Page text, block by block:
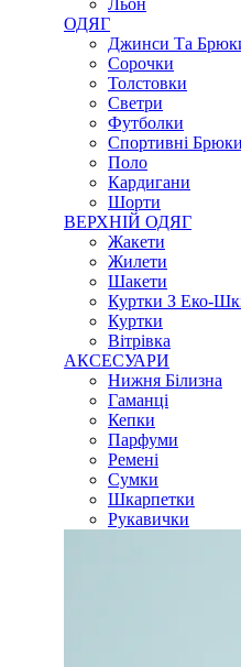
Льон
ОДЯГ
Джинси Та
Сорочки
Толстовки
Светри
Футболки
Спортивні Брюки
Поло
Кардигани
Шорти
ВЕРХНІЙ ОДЯГ
Жакети
Жилети
Шакети
Куртки З Еко-
Куртки
Вітрівка
АКСЕСУАРИ
Нижня Білизна
Гаманці
Кепки
Парфуми
Ремені
Сумки
Шкарпетки
Рукавички